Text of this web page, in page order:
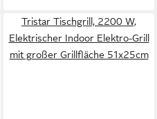
Tristar Tischgrill, 2200 W,
Elektrischer Indoor Elektro-Grill
mit großer Grillfläche 51x25cm